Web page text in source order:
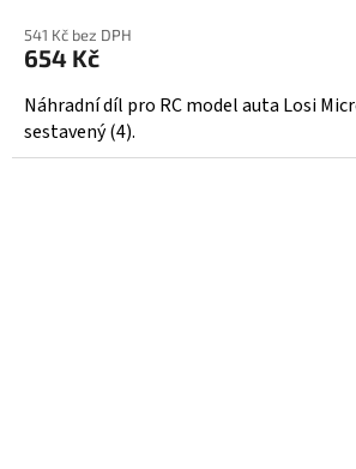
541 Kč bez DPH
654 Kč
Náhradní díl pro RC model auta Losi
sestavený (4).